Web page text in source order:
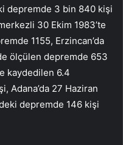
depremde 3 bin 840 kişi
30 Ekim 1983’te
1155, Erzincan’da
ölçülen depremde 653
kaydedilen 6.4
Adana’da 27 Haziran
depremde 146 kişi